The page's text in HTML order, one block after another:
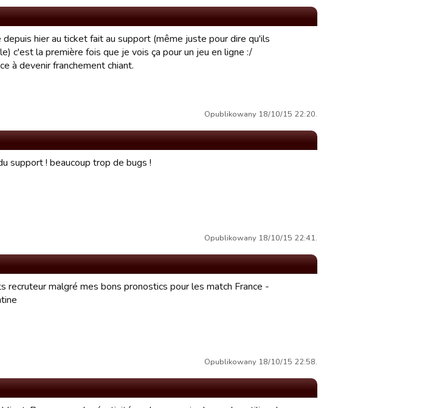
hier au ticket fait au support (même juste pour dire qu'ils
c'est la première fois que je vois ça pour un jeu en ligne :/
à devenir franchement chiant.
Opublikowany 18/10/15 22:20.
support ! beaucoup trop de bugs !
Opublikowany 18/10/15 22:41.
recruteur malgré mes bons pronostics pour les match France -
Opublikowany 18/10/15 22:58.